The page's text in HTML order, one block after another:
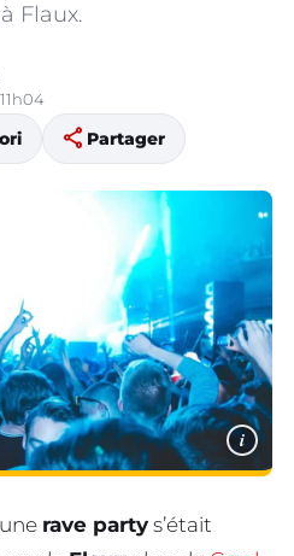
Flaux.
share Partager
i
rave party s’était